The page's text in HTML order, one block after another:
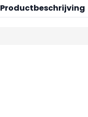
Productbeschrijving